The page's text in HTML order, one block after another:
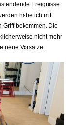
Ereignisse
habe ich mit
Griff bekommen. Die
nicht mehr
neue Vorsätze: